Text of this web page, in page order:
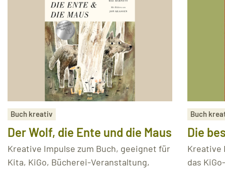
Buch kreativ
Der Wolf, die Ente und die Maus
Kreative Impulse zum Buch, geeignet für
Kita, KiGo, Bücherei-Veranstaltung,
Buch
Die
Kreative
das